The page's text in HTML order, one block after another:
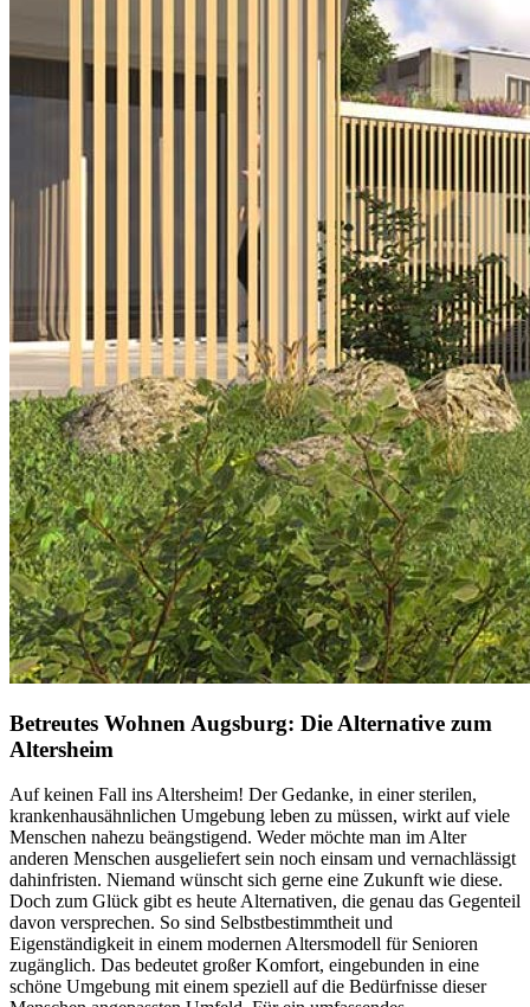
Betreutes Wohnen Augsburg: Die Alternative zum
Altersheim
Auf keinen Fall ins Altersheim! Der Gedanke, in einer sterilen,
krankenhausähnlichen Umgebung leben zu müssen, wirkt auf viele
Menschen nahezu beängstigend. Weder möchte man im Alter
anderen Menschen ausgeliefert sein noch einsam und vernachlässigt
dahinfristen. Niemand wünscht sich gerne eine Zukunft wie diese.
Doch zum Glück gibt es heute Alternativen, die genau das Gegenteil
davon versprechen. So sind Selbstbestimmtheit und
Eigenständigkeit in einem modernen Altersmodell für Senioren
zugänglich. Das bedeutet großer Komfort, eingebunden in eine
schöne Umgebung mit einem speziell auf die Bedürfnisse dieser